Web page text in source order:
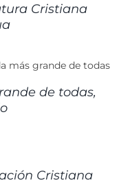
Cristiana
de todas,
Cristiana